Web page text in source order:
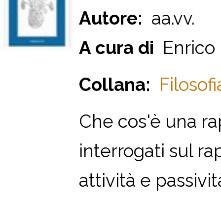
Autore: aa.vv.
A cura di
Collana:
Che cos'è una
interrogati sul
attività e